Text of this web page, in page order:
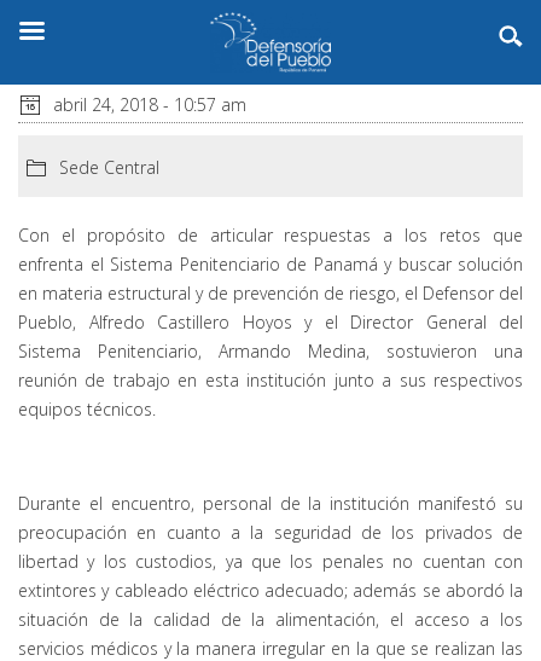
abril 24, 2018 - 10:57 am
Sede Central
Con el propósito de articular respuestas a los retos que
enfrenta el Sistema Penitenciario de Panamá y buscar solución
en materia estructural y de prevención de riesgo, el Defensor del
Pueblo, Alfredo Castillero Hoyos y el Director General del
Sistema Penitenciario, Armando Medina, sostuvieron una
reunión de trabajo en esta institución junto a sus respectivos
equipos técnicos.
Durante el encuentro, personal de la institución manifestó su
preocupación en cuanto a la seguridad de los privados de
libertad y los custodios, ya que los penales no cuentan con
extintores y cableado eléctrico adecuado; además se abordó la
situación de la calidad de la alimentación, el acceso a los
servicios médicos y la manera irregular en la que se realizan las